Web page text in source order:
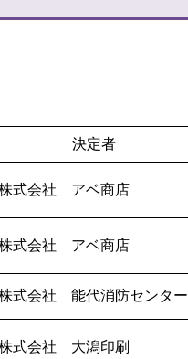
決定者
式会社 アベ商店
式会社 アベ商店
式会社 能代消防センター
式会社 大潟印刷